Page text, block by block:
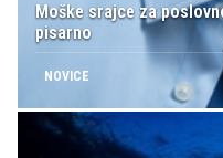
Moške srajce za
pisarno
NOVICE